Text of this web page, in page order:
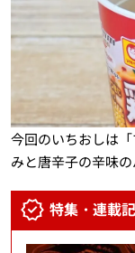
今回のいちおしは
みと唐辛子の辛味
特集・連載